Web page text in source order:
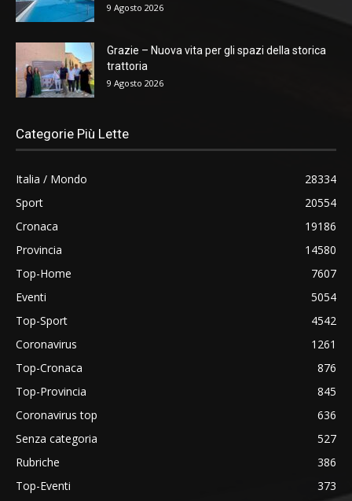
9 Agosto 2026
Grazie – Nuova vita per gli spazi della storica
trattoria
9 Agosto 2026
Categorie Più Lette
Italia / Mondo
28334
Sport
20554
Cronaca
19186
Provincia
14580
Top-Home
7607
Eventi
5054
Top-Sport
4542
Coronavirus
1261
Top-Cronaca
876
Top-Provincia
845
Coronavirus top
636
Senza categoria
527
Rubriche
386
Top-Eventi
373